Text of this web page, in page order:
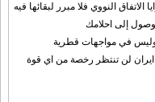
النووي فلا مبرر لبقائها فيه
إلى احلامك
في مواجهات قطرية
ايران لن تنتظر رخصة من اي قوة